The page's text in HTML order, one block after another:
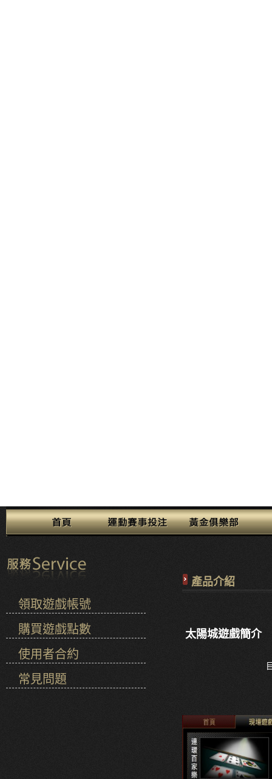
領取遊戲帳號
購買遊戲點數
使用者合約
常見問題
產品介紹
太陽城遊戲簡介